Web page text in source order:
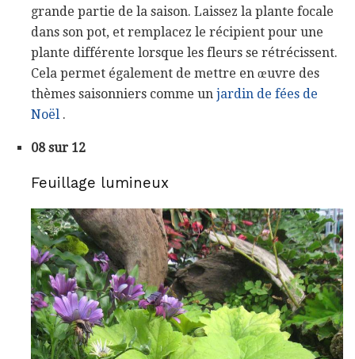
grande partie de la saison. Laissez la plante focale
dans son pot, et remplacez le récipient pour une
plante différente lorsque les fleurs se rétrécissent.
Cela permet également de mettre en œuvre des
thèmes saisonniers comme un jardin de fées de
Noël .
08 sur 12
Feuillage lumineux